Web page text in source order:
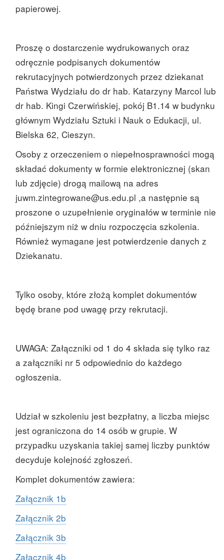
papierowej.
Proszę o dostarczenie wydrukowanych oraz
odręcznie podpisanych dokumentów
rekrutacyjnych potwierdzonych przez dziekanat
Państwa Wydziału do dr hab. Katarzyny Marcol lub
dr hab. Kingi Czerwińskiej, pokój B1.14 w budynku
głównym Wydziału Sztuki i Nauk o Edukacji, ul.
Bielska 62, Cieszyn.
Osoby z orzeczeniem o niepełnosprawności mogą
składać dokumenty w formie elektronicznej (skan
lub zdjęcie) drogą mailową na adres
juwm.zintegrowane@us.edu.pl ,a następnie są
proszone o uzupełnienie oryginałów w terminie nie
późniejszym niż w dniu rozpoczęcia szkolenia.
Również wymagane jest potwierdzenie danych z
Dziekanatu.
Tylko osoby, które złożą komplet dokumentów
będę brane pod uwagę przy rekrutacji.
UWAGA: Załączniki od 1 do 4 składa się tylko raz
a załączniki nr 5 odpowiednio do każdego
ogłoszenia.
Udział w szkoleniu jest bezpłatny, a liczba miejsc
jest ograniczona do 14 osób w grupie. W
przypadku uzyskania takiej samej liczby punktów
decyduje kolejność zgłoszeń.
Komplet dokumentów zawiera:
Załącznik 1b
Załącznik 2b
Załącznik 3b
Załącznik 4b